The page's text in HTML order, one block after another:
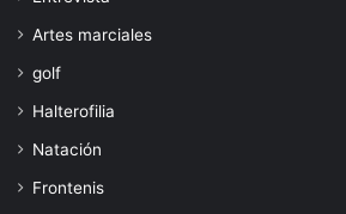
Artes marciales
golf
Halterofilia
Natación
Frontenis